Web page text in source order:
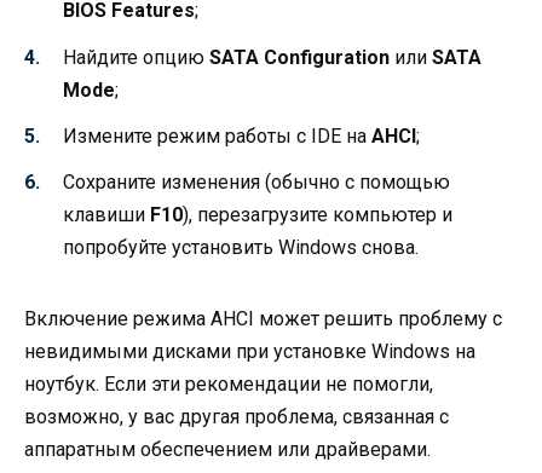
BIOS Features;
Найдите опцию SATA Configuration или SATA
Mode;
Измените режим работы с IDE на AHCI;
Сохраните изменения (обычно с помощью
клавиши F10), перезагрузите компьютер и
попробуйте установить Windows снова.
Включение режима AHCI может решить проблему с
невидимыми дисками при установке Windows на
ноутбук. Если эти рекомендации не помогли,
возможно, у вас другая проблема, связанная с
аппаратным обеспечением или драйверами.